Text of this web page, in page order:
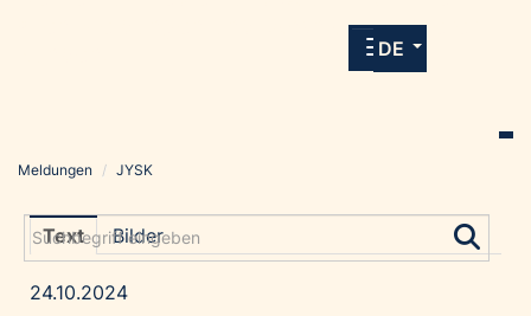
allen Meldungen und Downloads unserer
DE
Grayling Agentur
Meldungen / JYSK
Text Bilder
24.10.2024